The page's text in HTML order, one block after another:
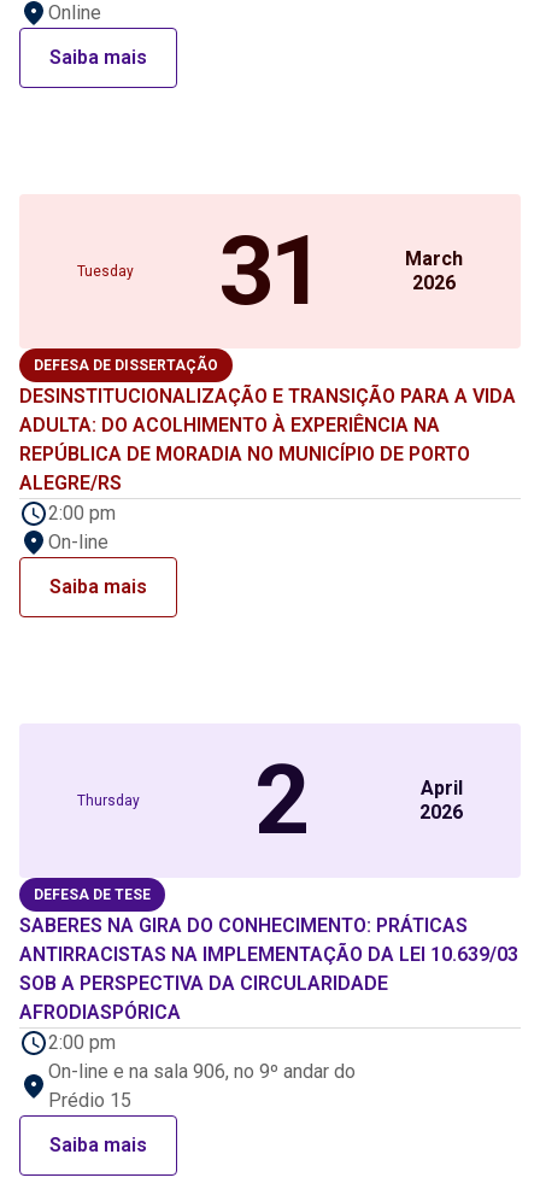
Online
Saiba mais
Tuesday 31
March
2026
DEFESA DE DISSERTAÇÃO
DESINSTITUCIONALIZAÇÃO E TRANSIÇÃO PARA A VIDA
ADULTA: DO ACOLHIMENTO À EXPERIÊNCIA NA
REPÚBLICA DE MORADIA NO MUNICÍPIO DE PORTO
ALEGRE/RS
2:00 pm
On-line
Saiba mais
Thursday 2
April
2026
DEFESA DE TESE
SABERES NA GIRA DO CONHECIMENTO: PRÁTICAS
ANTIRRACISTAS NA IMPLEMENTAÇÃO DA LEI 10.639/03
SOB A PERSPECTIVA DA CIRCULARIDADE
AFRODIASPÓRICA
2:00 pm
On-line e na sala 906, no 9º andar do
Prédio 15
Saiba mais